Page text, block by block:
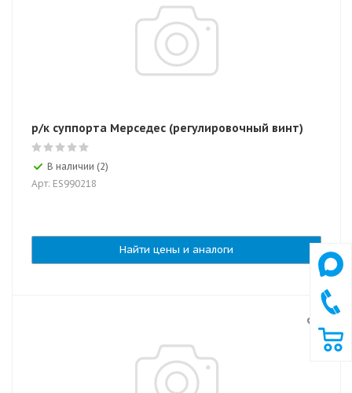
р/к суппорта Мерседес (регулировочный винт)
В наличии (2)
Арт: ES990218
Найти цены и аналоги